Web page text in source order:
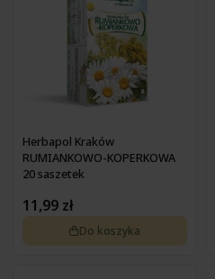
Herbapol Kraków
RUMIANKOWO-KOPERKOWA
20 saszetek
11,99 zł
Do koszyka